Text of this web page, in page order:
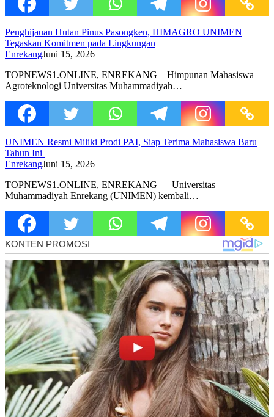
Penghijauan Hutan Pinus Pasongken, HIMAGRO UNIMEN
Tegaskan Komitmen pada Lingkungan
EnrekangJuni 15, 2026
TOPNEWS1.ONLINE, ENREKANG – Himpunan Mahasiswa
Agroteknologi Universitas Muhammadiyah…
UNIMEN Resmi Miliki Prodi PAI, Siap Terima Mahasiswa Baru
Tahun Ini
EnrekangJuni 15, 2026
TOPNEWS1.ONLINE, ENREKANG — Universitas
Muhammadiyah Enrekang (UNIMEN) kembali…